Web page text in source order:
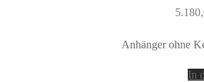
Anhänger ohne
In